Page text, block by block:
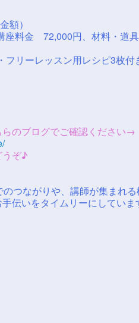
額）
座料金 72,000円、材料・道
リーレッスン用レシピ3枚付
らのブログでご確認くださ
うぞ♪
つながりや、講師が集まれ
伝いをタイムリーにしてい